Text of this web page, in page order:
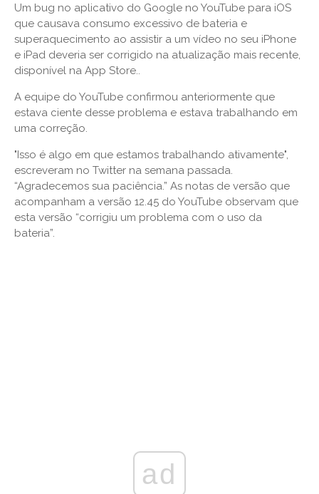
Um bug no aplicativo do Google no YouTube para iOS
que causava consumo excessivo de bateria e
superaquecimento ao assistir a um vídeo no seu iPhone
e iPad deveria ser corrigido na atualização mais recente,
disponível na App Store..
A equipe do YouTube confirmou anteriormente que
estava ciente desse problema e estava trabalhando em
uma correção.
"Isso é algo em que estamos trabalhando ativamente",
escreveram no Twitter na semana passada.
“Agradecemos sua paciência.” As notas de versão que
acompanham a versão 12.45 do YouTube observam que
esta versão “corrigiu um problema com o uso da
bateria”.
ad